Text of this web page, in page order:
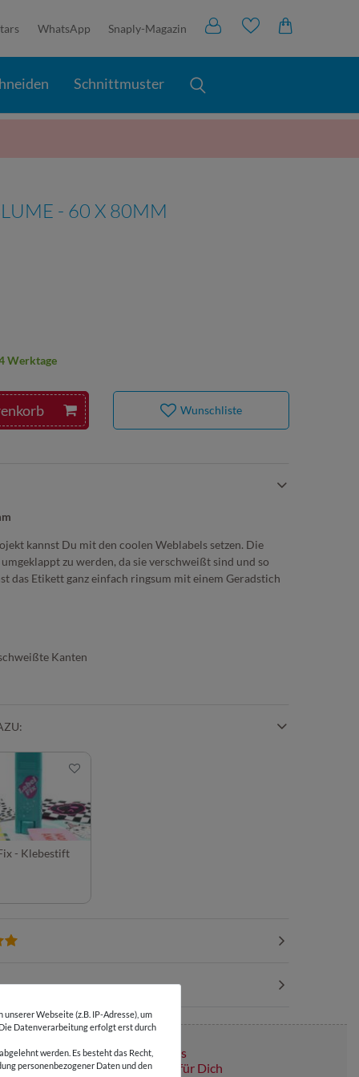
WhatsApp Snaply-Magazin
Schnittmuster
- 60 X 80MM
Werktage
Wunschliste
kannst Du mit den coolen Weblabels setzen. Die
zu werden, da sie verschweißt sind und so
das Etikett ganz einfach ringsum mit einem Geradstich
Kanten
- Klebestift
Über 110 Gratis
Schnittmuster für Dich
Webseite (z.B. IP-Adresse), um
Datenverarbeitung erfolgt erst durch
werden. Es besteht das Recht,
personenbezogener Daten und den